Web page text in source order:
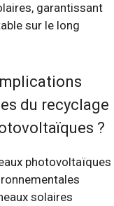
garantissant
sur le long
du recyclage
?
photovoltaïques
solaires